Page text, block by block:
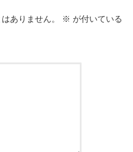
ありません。 ※ が付いている